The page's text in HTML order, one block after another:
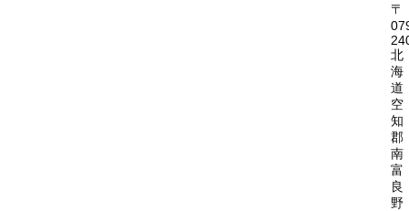
〒
北
海
道
空
知
郡
南
富
良
野